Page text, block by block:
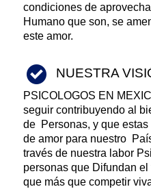
condiciones de
Humano que son, se
este amor.
NUESTRA
PSICOLOGOS EN
seguir contribuyendo al
de Personas, y que
de amor para nuestro
través de nuestra labor
personas que Difundan
que más que competir